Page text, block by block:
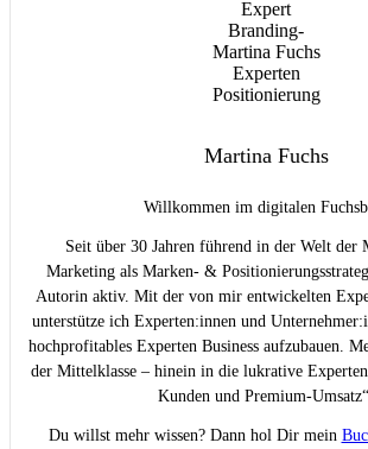
Martina Fuchs
Willkommen im digitalen
Seit über 30 Jahren führend in der Welt der
Marketing als Marken- &
Autorin aktiv. Mit der von mir entwickelten
unterstütze ich Experten:innen und
hochprofitables Experten Business aufzubauen.
der Mittelklasse – hinein in die lukrative
Kunden und Premium-Umsatz“.
Du willst mehr wissen? Dann hol Dir mein